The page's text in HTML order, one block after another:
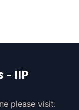
– IIP
please visit: